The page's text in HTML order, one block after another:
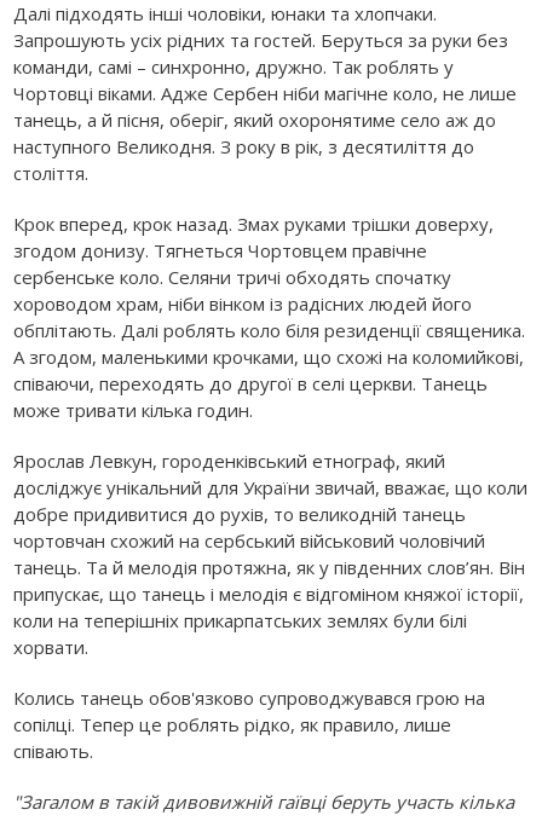
Далі підходять інші чоловіки, юнаки та хлопчаки.
Запрошують усіх рідних та гостей. Беруться за руки без
команди, самі – синхронно, дружно. Так роблять у
Чортовці віками. Адже Сербен ніби магічне коло, не лише
танець, а й пісня, оберіг, який охоронятиме село аж до
наступного Великодня. З року в рік, з десятиліття до
століття.
Крок вперед, крок назад. Змах руками трішки доверху,
згодом донизу. Тягнеться Чортовцем правічне
сербенське коло. Селяни тричі обходять спочатку
хороводом храм, ніби вінком із радісних людей його
обплітають. Далі роблять коло біля резиденції священика.
А згодом, маленькими крочками, що схожі на коломийкові,
співаючи, переходять до другої в селі церкви. Танець
може тривати кілька годин.
Ярослав Левкун, городенківський етнограф, який
досліджує унікальний для України звичай, вважає, що коли
добре придивитися до рухів, то великодній танець
чортовчан схожий на сербський військовий чоловічий
танець. Та й мелодія протяжна, як у південних слов’ян. Він
припускає, що танець і мелодія є відгоміном княжої історії,
коли на теперішніх прикарпатських землях були білі
хорвати.
Колись танець обов'язково супроводжувався грою на
сопілці. Тепер це роблять рідко, як правило, лише
співають.
"Загалом в такій дивовижній гаївці беруть участь кілька